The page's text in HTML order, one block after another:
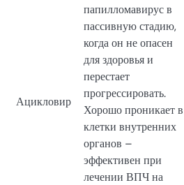
Ацикловир
папилломавирус в
пассивную стадию,
когда он не опасен
для здоровья и
перестает
прогрессировать.
Хорошо проникает в
клетки внутренних
органов –
эффективен при
лечении ВПЧ на